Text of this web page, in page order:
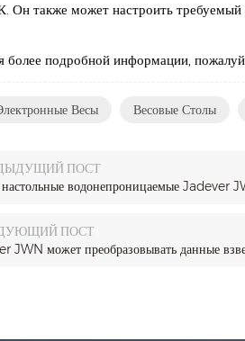
Он также может настроить требуемый
более подробной информации,
Весы Весовые Столы
ПОСТ
водонепроницаемые Jadever
ПОСТ
JWN может преобразовывать данные